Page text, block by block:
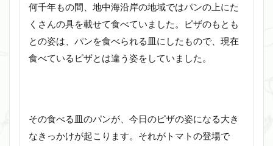
何千年もの間、地中海沿岸の地域ではパンの上にた
くさんの具を載せて食べていました。ピザのもとも
との姿は、パンを食べられる皿にしたもので、現在
食べているピザとは違う姿をしていました。
その食べる皿のパンが、今日のピザの姿になる大き
なきっかけが起こります。それがトマトの登場で